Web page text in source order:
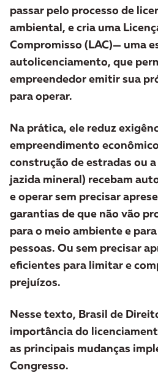
passar pelo processo de
ambiental, e cria uma
Compromisso (LAC)— uma
autolicenciamento, que
empreendedor emitir sua
para operar.
Na prática, ele reduz
empreendimento
construção de estradas ou
jazida mineral) recebam
e operar sem precisar
garantias de que não vão
para o meio ambiente e para
pessoas. Ou sem precisar
eficientes para limitar e
prejuízos.
Nesse texto, Brasil de
importância do
as principais mudanças
Congresso.